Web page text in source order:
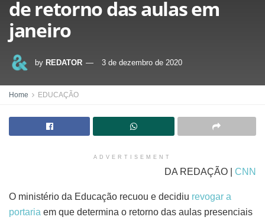
de retorno das aulas em
janeiro
by REDATOR 3 de dezembro de 2020
Home EDUCAÇÃO
ADVERTISEMENT
DA REDAÇÃO | CNN
O ministério da Educação recuou e decidiu revogar a
portaria em que determina o retorno das aulas presenciais